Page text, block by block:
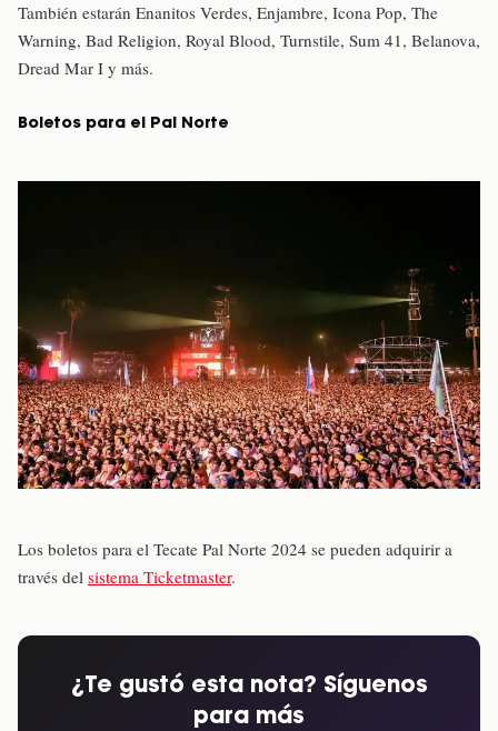
También estarán Enanitos Verdes, Enjambre, Icona Pop, The
Warning, Bad Religion, Royal Blood, Turnstile, Sum 41, Belanova,
Dread Mar I y más.
Boletos para el Pal Norte
Los boletos para el Tecate Pal Norte 2024 se pueden adquirir a
través del sistema Ticketmaster.
¿Te gustó esta nota? Síguenos
para más